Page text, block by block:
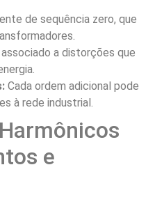
de sequência zero, que
a distorções que
Cada ordem adicional pode
à rede industrial.
e